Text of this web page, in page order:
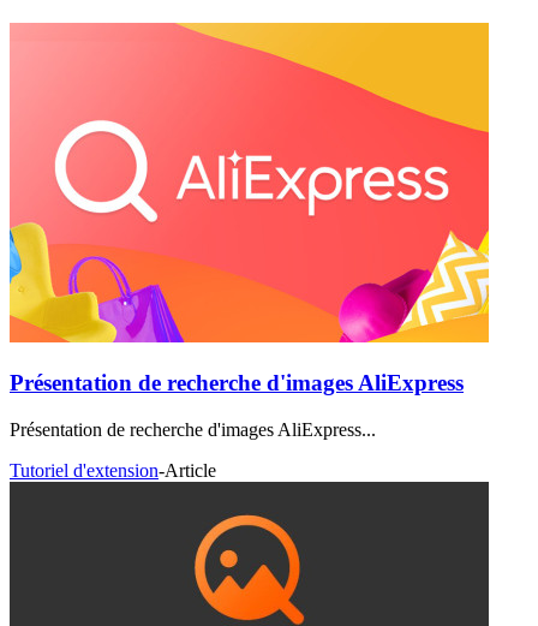
Présentation de recherche d'images AliExpress
Présentation de recherche d'images AliExpress...
Tutoriel d'extension-Article